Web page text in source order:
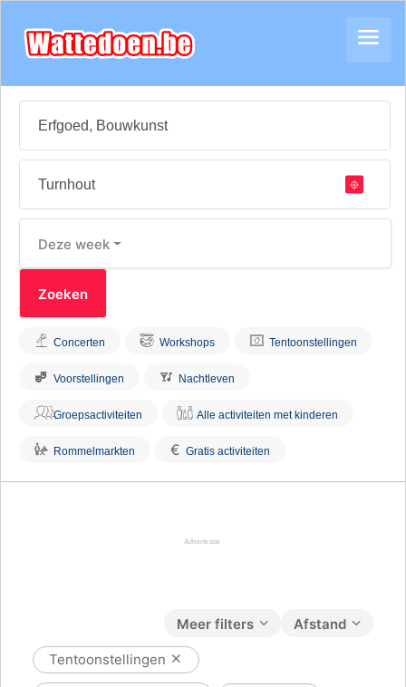
Deze week
Concerten Workshops Tentoonstellingen
Voorstellingen Nachtleven
Groepsactiviteiten Alle activiteiten met kinderen
Rommelmarkten € Gratis activiteiten
Afstand
Meer filters
Tentoonstellingen